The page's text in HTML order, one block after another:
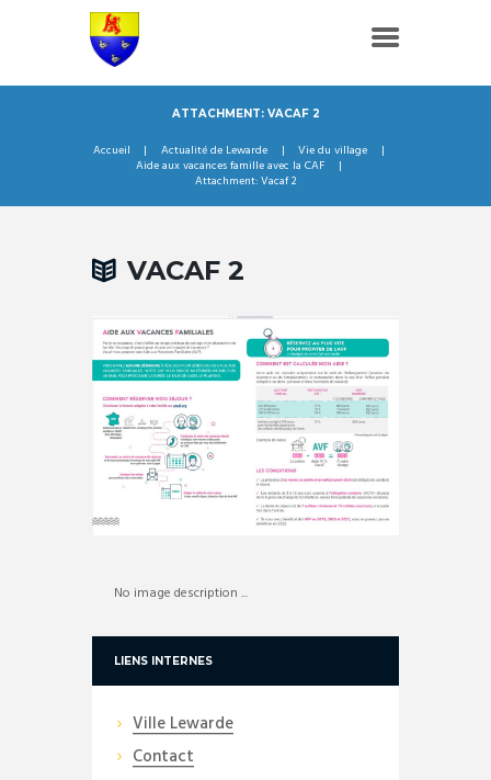
ATTACHMENT: VACAF 2
Accueil Actualité de Lewarde
Vie du village
Aide aux vacances famille avec la CAF
Attachment: Vacaf 2
VACAF 2
No image description ...
LIENS INTERNES
Ville Lewarde
Contact